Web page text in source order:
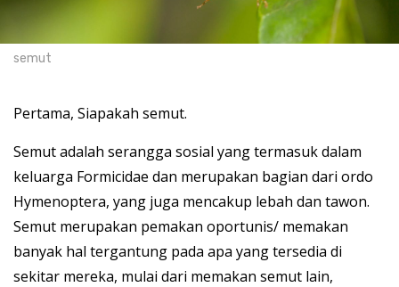
semut
Pertama, Siapakah semut.
Semut adalah serangga sosial yang termasuk dalam
keluarga Formicidae dan merupakan bagian dari ordo
Hymenoptera, yang juga mencakup lebah dan tawon.
Semut merupakan pemakan oportunis/ memakan
banyak hal tergantung pada apa yang tersedia di
sekitar mereka, mulai dari memakan semut lain,